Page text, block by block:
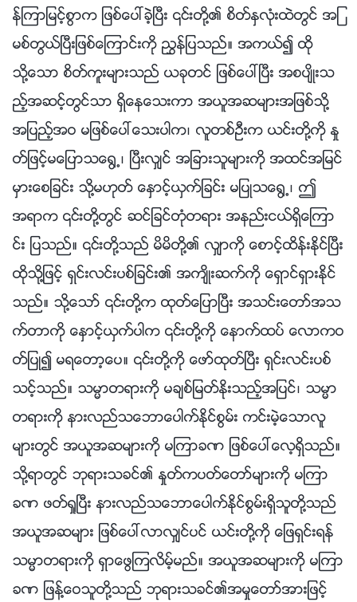
န္ၾကာျမင့္စြာက ျဖစ္ေပၚခဲ့ၿပီး ၎တို႔၏ စိတ္ႏွလုံးထဲတြင္ အျ
မစ္တြယ္ၿပီးျဖစ္ေၾကာင္းကို ၫႊန္ျပသည္။ အကယ္၍ ထို
သို႔ေသာ စိတ္ကူးမ်ားသည္ ယခုတင္ ျဖစ္ေပၚၿပီး အစပ်ိဳးသ
ည့္အဆင့္တြင္သာ ရွိေနေသးကာ အယူအဆမ်ားအျဖစ္သို႔
အျပည့္အဝ မျဖစ္ေပၚေသးပါက၊ လူတစ္ဦးက ယင္းတို႔ကို ႏႈ
တ္ျဖင့္မေျပာသေ႐ြ႕၊ ၿပီးလွ်င္ အျခားသူမ်ားကို အထင္အျမင္
မွားေစျခင္း သို႔မဟုတ္ ေႏွာင့္ယွက္ျခင္း မျပဳသေ႐ြ႕၊ ဤ
အရာက ၎တို႔တြင္ ဆင္ျခင္တုံတရား အနည္းငယ္ရွိေၾကာ
င္း ျပသည္။ ၎တို႔သည္ မိမိတို႔၏ လွ်ာကို ေစာင့္ထိန္းႏိုင္ၿပီး
ထိုသို႔ျဖင့္ ရွင္းလင္းပစ္ျခင္း၏ အက်ိဳးဆက္ကို ေရွာင္ရွားႏိုင္
သည္။ သို႔ေသာ္ ၎တို႔က ထုတ္ေျပာၿပီး အသင္းေတာ္အသ
က္တာကို ေႏွာင့္ယွက္ပါက ၎တို႔ကို ေနာက္ထပ္ ေလာကဝ
တ္ျပဳ၍ မရေတာ့ေပ။ ၎တို႔ကို ေဖာ္ထုတ္ၿပီး ရွင္းလင္းပစ္
သင့္သည္။ သမၼာတရားကို မခ်စ္ျမတ္ႏိုးသည့္အျပင္၊ သမၼာ
တရားကို နားလည္သေဘာေပါက္ႏိုင္စြမ္း ကင္းမဲ့ေသာလူ
မ်ားတြင္ အယူအဆမ်ားကို မၾကာခဏ ျဖစ္ေပၚေလ့ရွိသည္။
သို႔ရာတြင္ ဘုရားသခင္၏ ႏႈတ္ကပတ္ေတာ္မ်ားကို မၾကာ
ခဏ ဖတ္ရႈၿပီး နားလည္သေဘာေပါက္ႏိုင္စြမ္းရွိသူတို႔သည္
အယူအဆမ်ား ျဖစ္ေပၚလာလွ်င္ပင္ ယင္းတို႔ကို ေျဖရွင္းရန္
သမၼာတရားကို ရွာေဖြၾကလိမ့္မည္။ အယူအဆမ်ားကို မၾကာ
ခဏ ျဖန႔္ေဝသူတို႔သည္ ဘုရားသခင္၏အမႈေတာ္အားျဖင့္